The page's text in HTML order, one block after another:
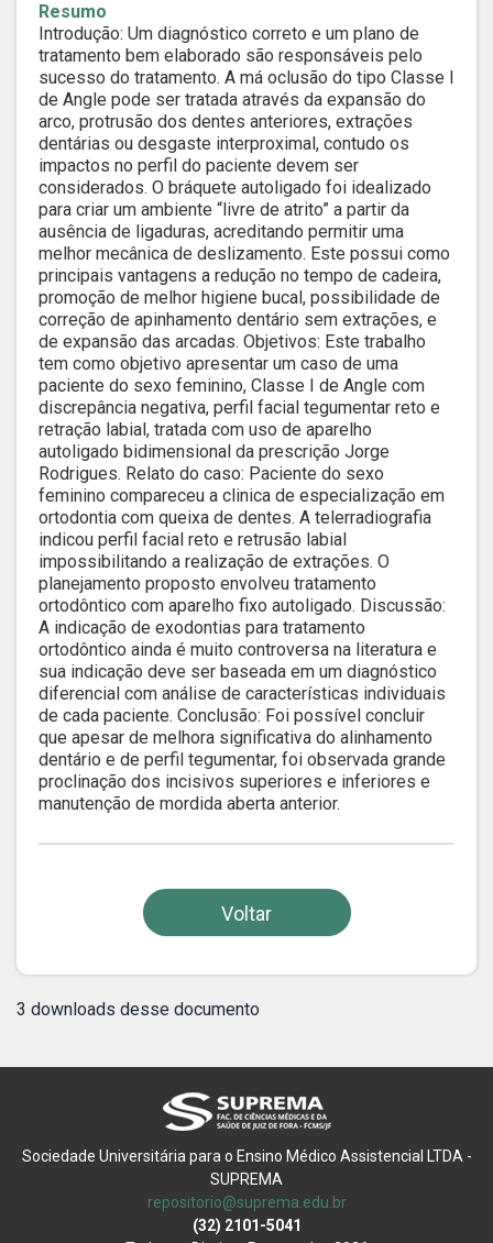
Resumo
Introdução: Um diagnóstico correto e um plano de
tratamento bem elaborado são responsáveis pelo
sucesso do tratamento. A má oclusão do tipo Classe I
de Angle pode ser tratada através da expansão do
arco, protrusão dos dentes anteriores, extrações
dentárias ou desgaste interproximal, contudo os
impactos no perfil do paciente devem ser
considerados. O bráquete autoligado foi idealizado
para criar um ambiente “livre de atrito” a partir da
ausência de ligaduras, acreditando permitir uma
melhor mecânica de deslizamento. Este possui como
principais vantagens a redução no tempo de cadeira,
promoção de melhor higiene bucal, possibilidade de
correção de apinhamento dentário sem extrações, e
de expansão das arcadas. Objetivos: Este trabalho
tem como objetivo apresentar um caso de uma
paciente do sexo feminino, Classe I de Angle com
discrepância negativa, perfil facial tegumentar reto e
retração labial, tratada com uso de aparelho
autoligado bidimensional da prescrição Jorge
Rodrigues. Relato do caso: Paciente do sexo
feminino compareceu a clinica de especialização em
ortodontia com queixa de dentes. A telerradiografia
indicou perfil facial reto e retrusão labial
impossibilitando a realização de extrações. O
planejamento proposto envolveu tratamento
ortodôntico com aparelho fixo autoligado. Discussão:
A indicação de exodontias para tratamento
ortodôntico ainda é muito controversa na literatura e
sua indicação deve ser baseada em um diagnóstico
diferencial com análise de características individuais
de cada paciente. Conclusão: Foi possível concluir
que apesar de melhora significativa do alinhamento
dentário e de perfil tegumentar, foi observada grande
proclinação dos incisivos superiores e inferiores e
manutenção de mordida aberta anterior.
Voltar
3 downloads desse documento
Sociedade Universitária para o Ensino Médico Assistencial LTDA -
SUPREMA
repositorio@suprema.edu.br
(32) 2101-5041